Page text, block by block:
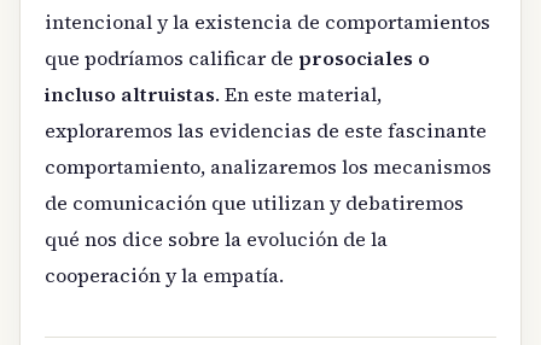
intencional y la existencia de comportamientos
que podríamos calificar de prosociales o
incluso altruistas. En este material,
exploraremos las evidencias de este fascinante
comportamiento, analizaremos los mecanismos
de comunicación que utilizan y debatiremos
qué nos dice sobre la evolución de la
cooperación y la empatía.